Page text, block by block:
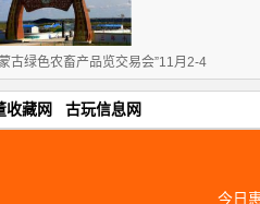
古绿色农畜产品览交易会”11月2-4
收藏网 古玩信息网
今日